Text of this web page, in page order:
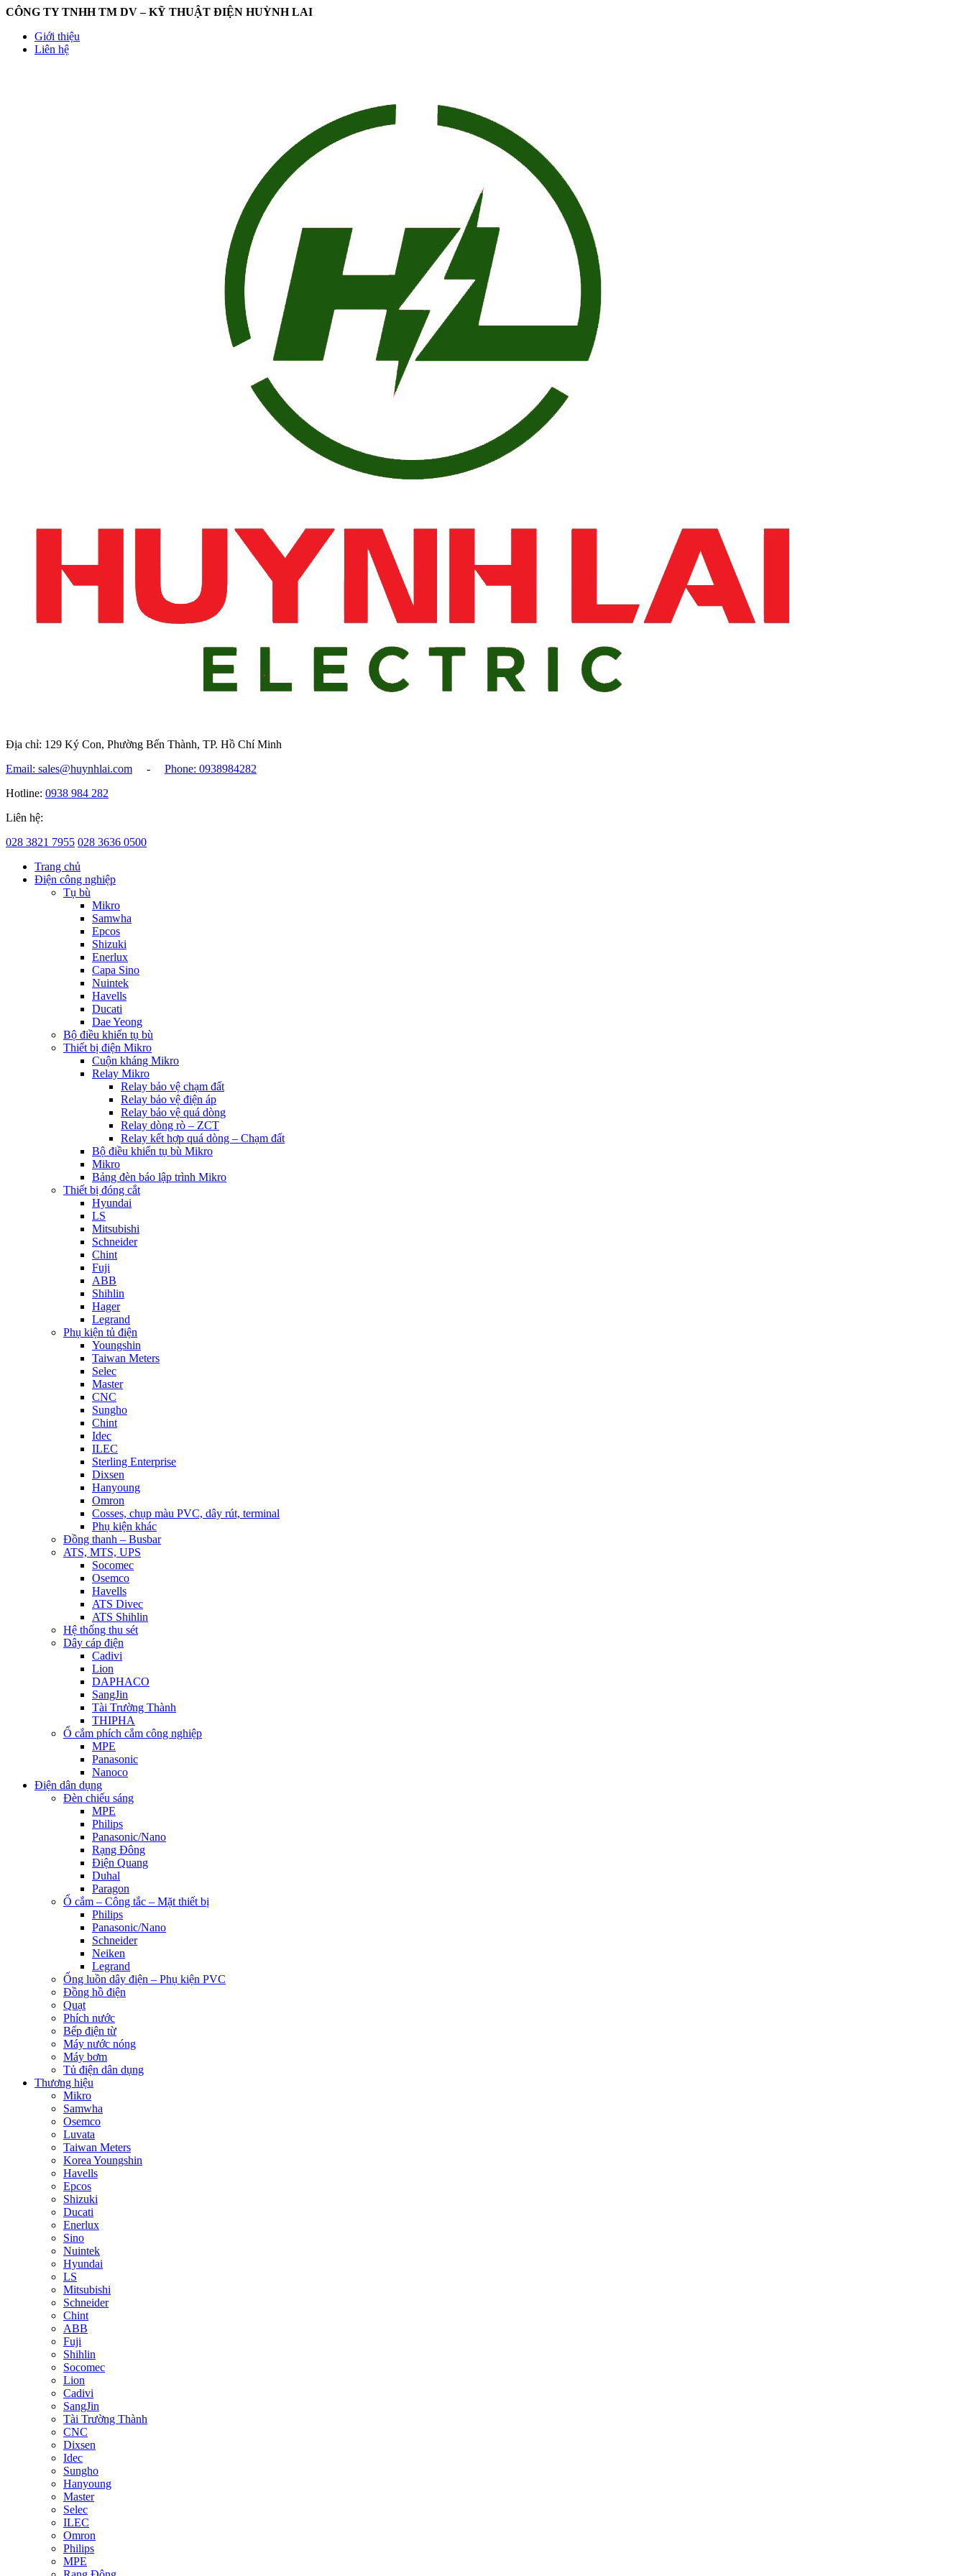
CÔNG TY TNHH TM DV – KỸ THUẬT ĐIỆN HUỲNH LAI
Giới thiệu
Liên hệ
Địa chỉ: 129 Ký Con, Phường Bến Thành, TP. Hồ Chí Minh
Email: sales@huynhlai.com
-
Phone: 0938984282
Hotline: 0938 984 282
Liên hệ:
028 3821 7955 028 3636 0500
Trang chủ
Điện công nghiệp
Tụ bù
Mikro
Samwha
Epcos
Shizuki
Enerlux
Capa Sino
Nuintek
Havells
Ducati
Dae Yeong
Bộ điều khiển tụ bù
Thiết bị điện Mikro
Cuộn kháng Mikro
Relay Mikro
Relay bảo vệ chạm đất
Relay bảo vệ điện áp
Relay bảo vệ quá dòng
Relay dòng rò – ZCT
Relay kết hợp quá dòng – Chạm đất
Bộ điều khiển tụ bù Mikro
Mikro
Bảng đèn báo lập trình Mikro
Thiết bị đóng cắt
Hyundai
LS
Mitsubishi
Schneider
Chint
Fuji
ABB
Shihlin
Hager
Legrand
Phụ kiện tủ điện
Youngshin
Taiwan Meters
Selec
Master
CNC
Sungho
Chint
Idec
ILEC
Sterling Enterprise
Dixsen
Hanyoung
Omron
Cosses, chụp màu PVC, dây rút, terminal
Phụ kiện khác
Đồng thanh – Busbar
ATS, MTS, UPS
Socomec
Osemco
Havells
ATS Divec
ATS Shihlin
Hệ thống thu sét
Dây cáp điện
Cadivi
Lion
DAPHACO
SangJin
Tài Trường Thành
THIPHA
Ổ cắm phích cắm công nghiệp
MPE
Panasonic
Nanoco
Điện dân dụng
Đèn chiếu sáng
MPE
Philips
Panasonic/Nano
Rạng Đông
Điện Quang
Duhal
Paragon
Ổ cắm – Công tắc – Mặt thiết bị
Philips
Panasonic/Nano
Schneider
Neiken
Legrand
Ống luồn dây điện – Phụ kiện PVC
Đồng hồ điện
Quạt
Phích nước
Bếp điện từ
Máy nước nóng
Máy bơm
Tủ điện dân dụng
Thương hiệu
Mikro
Samwha
Osemco
Luvata
Taiwan Meters
Korea Youngshin
Havells
Epcos
Shizuki
Ducati
Enerlux
Sino
Nuintek
Hyundai
LS
Mitsubishi
Schneider
Chint
ABB
Fuji
Shihlin
Socomec
Lion
Cadivi
SangJin
Tài Trường Thành
CNC
Dixsen
Idec
Sungho
Hanyoung
Master
Selec
ILEC
Omron
Philips
MPE